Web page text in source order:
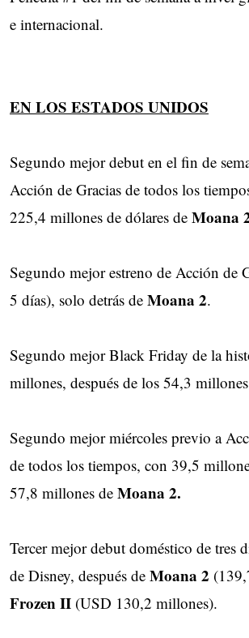
e internacional.
EN LOS ESTADOS UNIDOS
Segundo mejor debut en el fin de
Acción de Gracias de todos los
225,4 millones de dólares de Moana
Segundo mejor estreno de Acción de
5 días), solo detrás de Moana 2.
Segundo mejor Black Friday de la
millones, después de los 54,3
Segundo mejor miércoles previo a
de todos los tiempos, con 39,5
57,8 millones de Moana 2.
Tercer mejor debut doméstico de tres
de Disney, después de Moana 2
Frozen II (USD 130,2 millones).